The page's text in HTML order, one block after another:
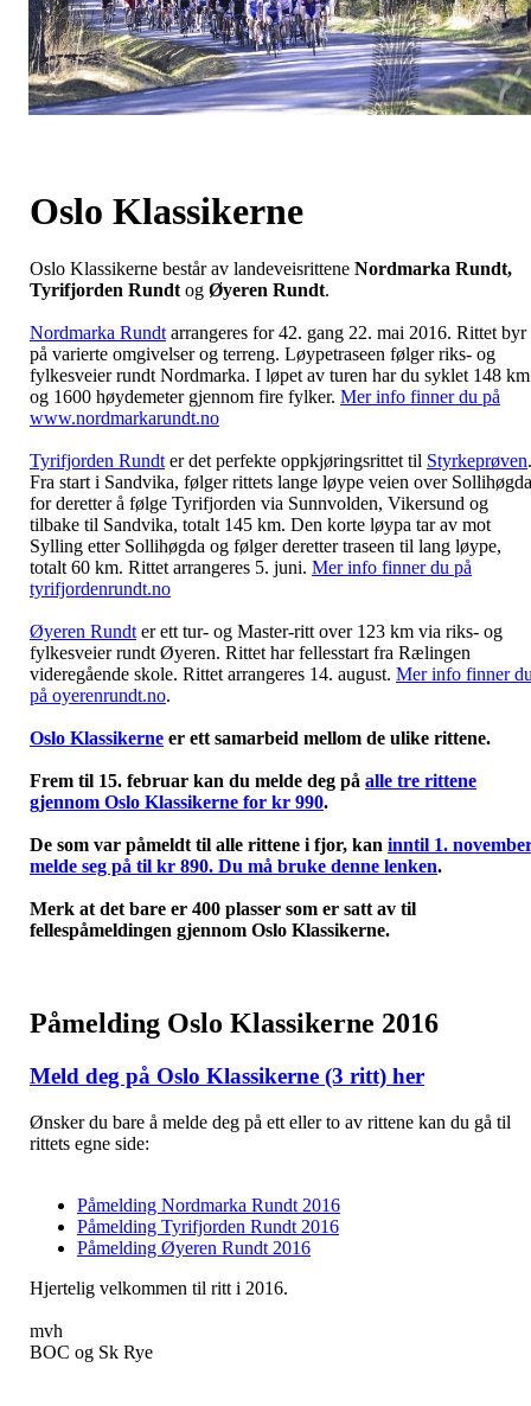
Oslo Klassikerne
Oslo Klassikerne består av landeveisrittene Nordmarka Rundt,
Tyrifjorden Rundt og Øyeren Rundt.
Nordmarka Rundt arrangeres for 42. gang 22. mai 2016. Rittet byr
på varierte omgivelser og terreng. Løypetraseen følger riks- og
fylkesveier rundt Nordmarka. I løpet av turen har du syklet 148 km
og 1600 høydemeter gjennom fire fylker. Mer info finner du på
www.nordmarkarundt.no
Tyrifjorden Rundt er det perfekte oppkjøringsrittet til Styrkeprøven.
Fra start i Sandvika, følger rittets lange løype veien over Sollihøgda
for deretter å følge Tyrifjorden via Sunnvolden, Vikersund og
tilbake til Sandvika, totalt 145 km. Den korte løypa tar av mot
Sylling etter Sollihøgda og følger deretter traseen til lang løype,
totalt 60 km. Rittet arrangeres 5. juni. Mer info finner du på
tyrifjordenrundt.no
Øyeren Rundt er ett tur- og Master-ritt over 123 km via riks- og
fylkesveier rundt Øyeren. Rittet har fellesstart fra Rælingen
videregående skole. Rittet arrangeres 14. august. Mer info finner
på oyerenrundt.no.
Oslo Klassikerne er ett samarbeid mellom de ulike rittene.
Frem til 15. februar kan du melde deg på alle tre rittene
gjennom Oslo Klassikerne for kr 990.
De som var påmeldt til alle rittene i fjor, kan inntil 1.
melde seg på til kr 890. Du må bruke denne lenken.
Merk at det bare er 400 plasser som er satt av til
fellespåmeldingen gjennom Oslo Klassikerne.
Påmelding Oslo Klassikerne 2016
Meld deg på Oslo Klassikerne (3 ritt) her
Ønsker du bare å melde deg på ett eller to av rittene kan du gå til
rittets egne side:
Påmelding Nordmarka Rundt 2016
Påmelding Tyrifjorden Rundt 2016
Påmelding Øyeren Rundt 2016
Hjertelig velkommen til ritt i 2016.
mvh
BOC og Sk Rye